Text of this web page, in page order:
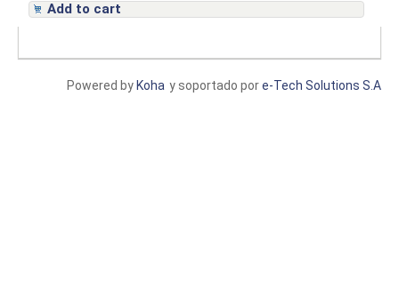
Add to cart
y soportado pore-Tech Solutions S.A
Powered by Koha